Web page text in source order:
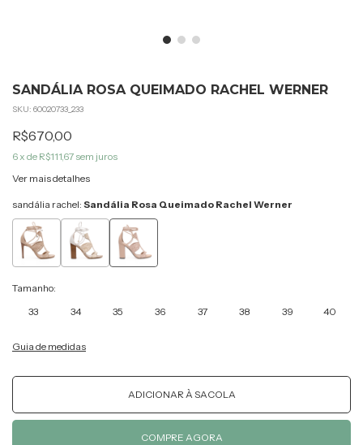
SANDÁLIA ROSA QUEIMADO RACHEL WERNER
SKU: 60020733_233
R$670,00
6 x de R$111,67 sem juros
Ver mais detalhes
sandália rachel: Sandália Rosa Queimado Rachel Werner
Tamanho:
33
34 35 36 37 38 39 40
Guia de medidas